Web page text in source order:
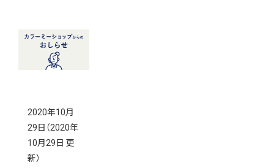
2020年10月
29日 （2020年
10月29日 更
新）